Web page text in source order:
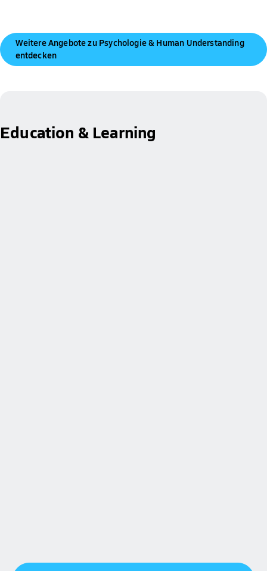
Weitere Angebote zu Psychologie & Human Understanding
entdecken
Education & Learning